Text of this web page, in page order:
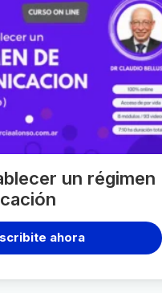
un régimen
ahora